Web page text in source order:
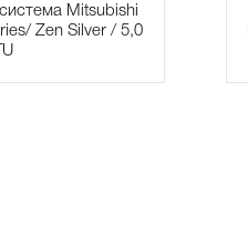
Mitsubishi
Zen Silver / 5,0